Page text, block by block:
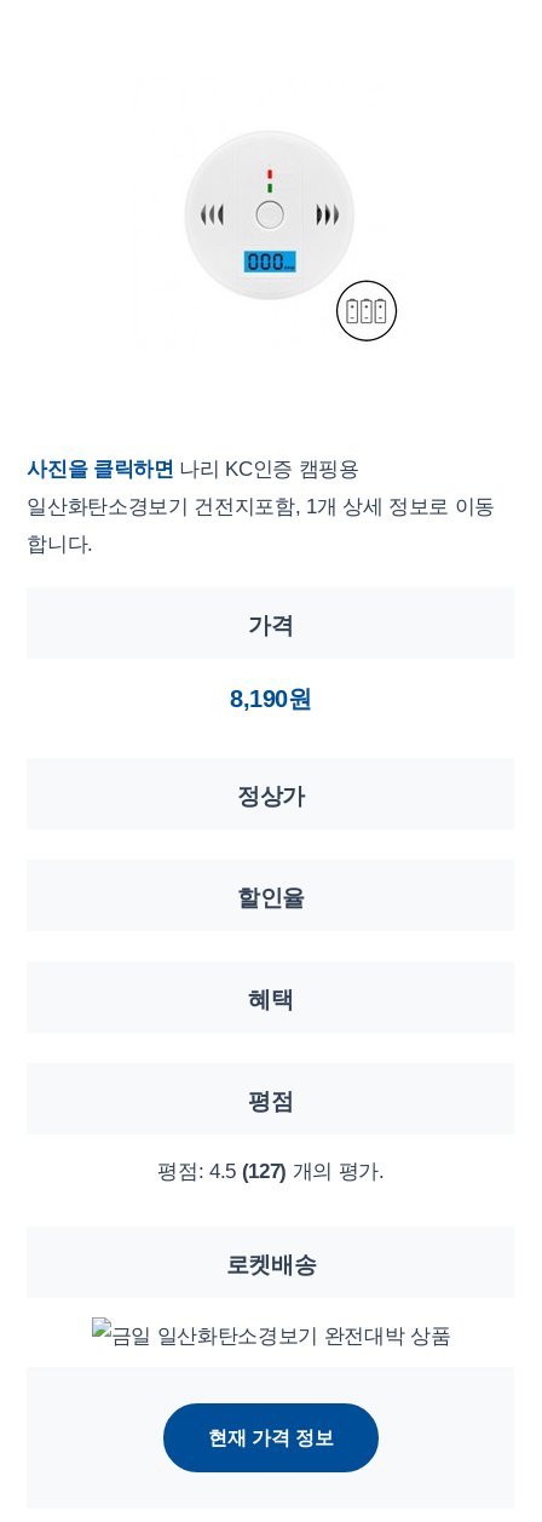
사진을 클릭하면 나리 KC인증 캠핑용
일산화탄소경보기 건전지포함, 1개 상세 정보로 이동
합니다.
가격
8,190원
정상가
할인율
혜택
평점
평점: 4.5 (127) 개의 평가.
로켓배송
현재 가격 정보